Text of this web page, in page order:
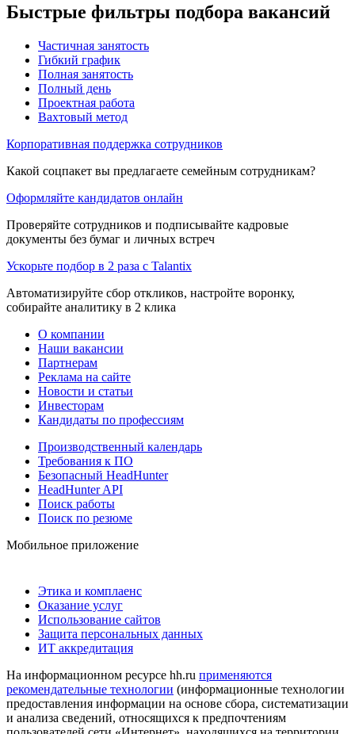
Быстрые фильтры подбора вакансий
Частичная занятость
Гибкий график
Полная занятость
Полный день
Проектная работа
Вахтовый метод
Корпоративная поддержка сотрудников
Какой соцпакет вы предлагаете семейным сотрудникам?
Оформляйте кандидатов онлайн
Проверяйте сотрудников и подписывайте кадровые
документы без бумаг и личных встреч
Ускорьте подбор в 2 раза с Talantix
Автоматизируйте сбор откликов, настройте воронку,
собирайте аналитику в 2 клика
О компании
Наши вакансии
Партнерам
Реклама на сайте
Новости и статьи
Инвесторам
Кандидаты по профессиям
Производственный календарь
Требования к ПО
Безопасный HeadHunter
HeadHunter API
Поиск работы
Поиск по резюме
Мобильное приложение
Этика и комплаенс
Оказание услуг
Использование сайтов
Защита персональных данных
ИТ аккредитация
На информационном ресурсе hh.ru применяются
рекомендательные технологии (информационные технологии
предоставления информации на основе сбора, систематизации
и анализа сведений, относящихся к предпочтениям